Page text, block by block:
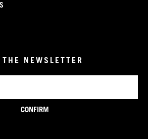
NEWSLETTER
CONFIRM